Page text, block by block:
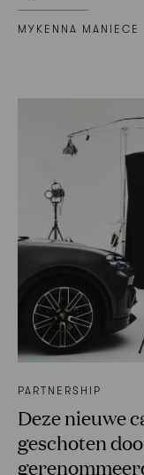
MYKENNA MANIECE
PARTNERSHIP
Deze nieuwe
geschoten